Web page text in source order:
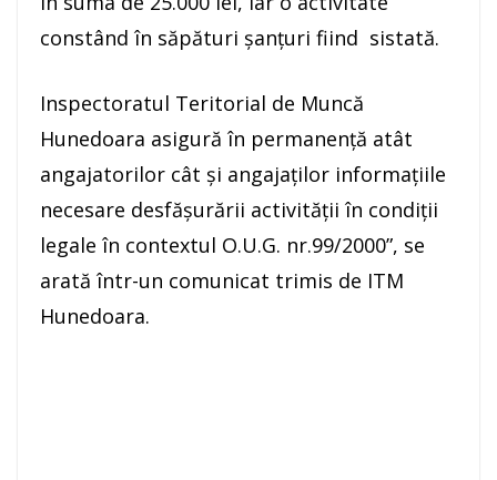
constând în săpături șanțuri fiind sistată.
Inspectoratul Teritorial de Muncă
Hunedoara asigură în permanență atât
angajatorilor cât și angajaților informațiile
necesare desfășurării activității în condiții
legale în contextul O.U.G. nr.99/2000”, se
arată într-un comunicat trimis de ITM
Hunedoara.